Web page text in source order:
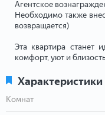
Агентское
Необходимо также
возвращается)
Эта квартира станет
комфорт, уют и
Характеристики
Комнат